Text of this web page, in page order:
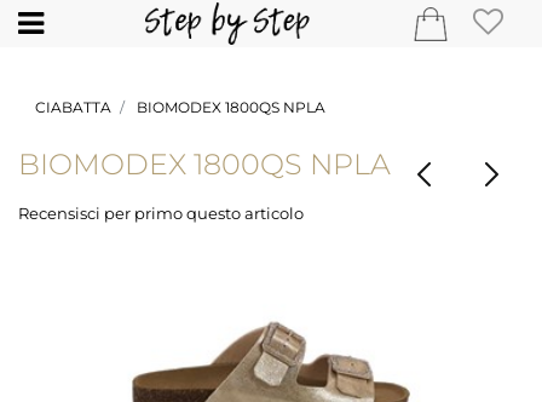
Open
CIABATTA BIOMODEX 1800QS NPLA
BIOMODEX 1800QS NPLA
Recensisci per primo questo articolo